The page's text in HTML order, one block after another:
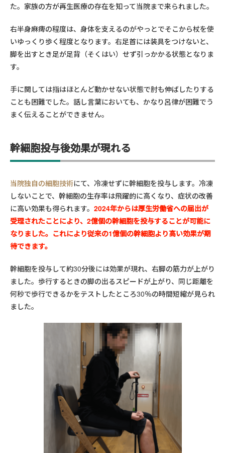
た。家族の方が再生医療の存在を知って当院まで来られました。
右半身麻痺の程度は、身体を支えるのがやっとでそこから杖を使
いゆっくり歩く程度となります。右足首には装具をつけないと、
脚を出すとき足が足背（そくはい）せず引っかかる状態となりま
す。
手に関しては指はほとんど動かせない状態で肘も伸ばしたりする
ことも困難でした。話し言葉においても、かなり呂律が困難でう
まく伝えることができません。
幹細胞投与後効果が現れる
当院独自の細胞技術にて、冷凍せずに幹細胞を投与します。冷凍
しないことで、幹細胞の生存率は飛躍的に高くなり、症状の改善
に高い効果も得られます。 2024年からは厚生労働省への届出が
受理されたことにより、2億個の幹細胞を投与することが可能に
なりました。これにより従来の1億個の幹細胞より高い効果が期
待できます。
幹細胞を投与して約30分後には効果が現れ、右脚の筋力が上がり
ました。歩行するときの脚の出るスピードが上がり、同じ距離を
何秒で歩行できるかをテストしたところ30％の時間短縮が見られ
ました。